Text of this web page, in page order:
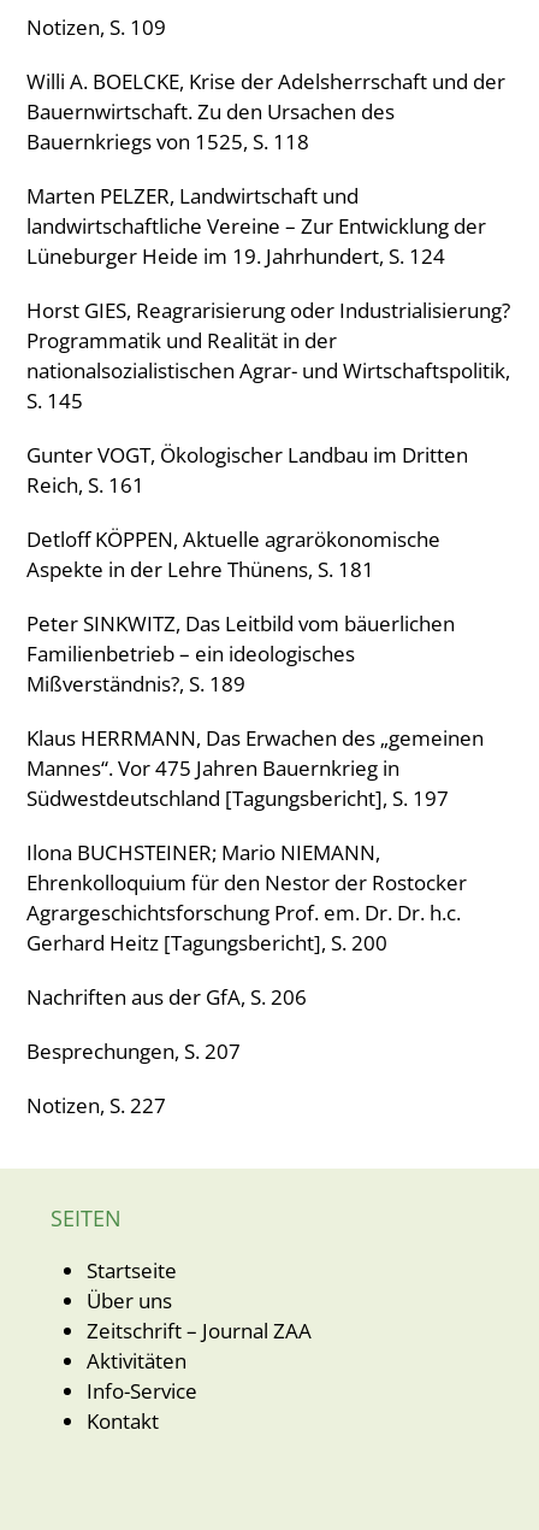
Notizen, S. 109
Willi A. BOELCKE, Krise der Adelsherrschaft und der
Bauernwirtschaft. Zu den Ursachen des
Bauernkriegs von 1525, S. 118
Marten PELZER, Landwirtschaft und
landwirtschaftliche Vereine – Zur Entwicklung der
Lüneburger Heide im 19. Jahrhundert, S. 124
Horst GIES, Reagrarisierung oder Industrialisierung?
Programmatik und Realität in der
nationalsozialistischen Agrar- und Wirtschaftspolitik,
S. 145
Gunter VOGT, Ökologischer Landbau im Dritten
Reich, S. 161
Detloff KÖPPEN, Aktuelle agrarökonomische
Aspekte in der Lehre Thünens, S. 181
Peter SINKWITZ, Das Leitbild vom bäuerlichen
Familienbetrieb – ein ideologisches
Mißverständnis?, S. 189
Klaus HERRMANN, Das Erwachen des „gemeinen
Mannes“. Vor 475 Jahren Bauernkrieg in
Südwestdeutschland [Tagungsbericht], S. 197
Ilona BUCHSTEINER; Mario NIEMANN,
Ehrenkolloquium für den Nestor der Rostocker
Agrargeschichtsforschung Prof. em. Dr. Dr. h.c.
Gerhard Heitz [Tagungsbericht], S. 200
Nachriften aus der GfA, S. 206
Besprechungen, S. 207
Notizen, S. 227
SEITEN
Startseite
Über uns
Zeitschrift – Journal ZAA
Aktivitäten
Info-Service
Kontakt